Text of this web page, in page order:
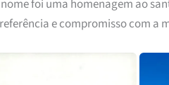
foi uma homenagem ao
e compromisso com a